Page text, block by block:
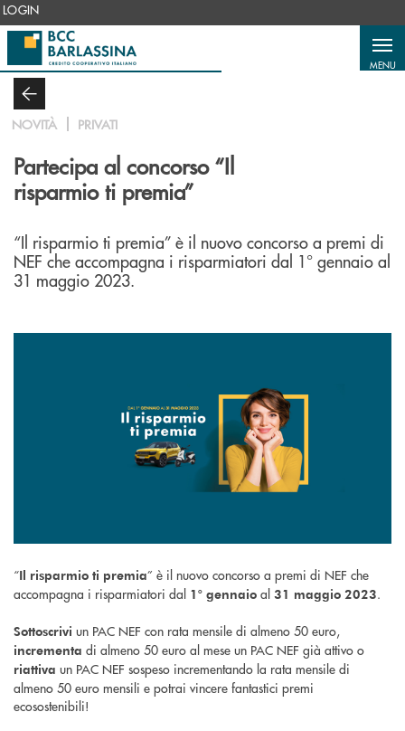
Salta al contenuto principale
LOGIN
MENU
NOVITÀ PRIVATI
Partecipa al concorso “Il
risparmio ti premia”
“Il risparmio ti premia” è il nuovo concorso a premi di
NEF che accompagna i risparmiatori dal 1° gennaio al
31 maggio 2023.
“Il risparmio ti premia” è il nuovo concorso a premi di NEF che
accompagna i risparmiatori dal 1° gennaio al 31 maggio 2023.
Sottoscrivi un PAC NEF con rata mensile di almeno 50 euro,
incrementa di almeno 50 euro al mese un PAC NEF già attivo o
riattiva un PAC NEF sospeso incrementando la rata mensile di
almeno 50 euro mensili e potrai vincere fantastici premi
ecosostenibili!